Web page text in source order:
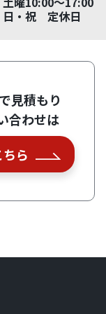
日・祝 定休日
見積もり
合わせは
ちら